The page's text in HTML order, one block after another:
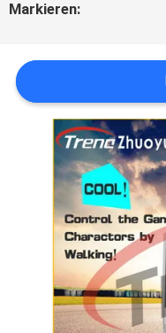
PRIVACY
POLICY
Markieren: